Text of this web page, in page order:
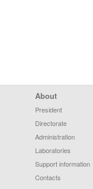
Footer Menu
About
President
Directorate
Administration
Laboratories
Support information
Contacts